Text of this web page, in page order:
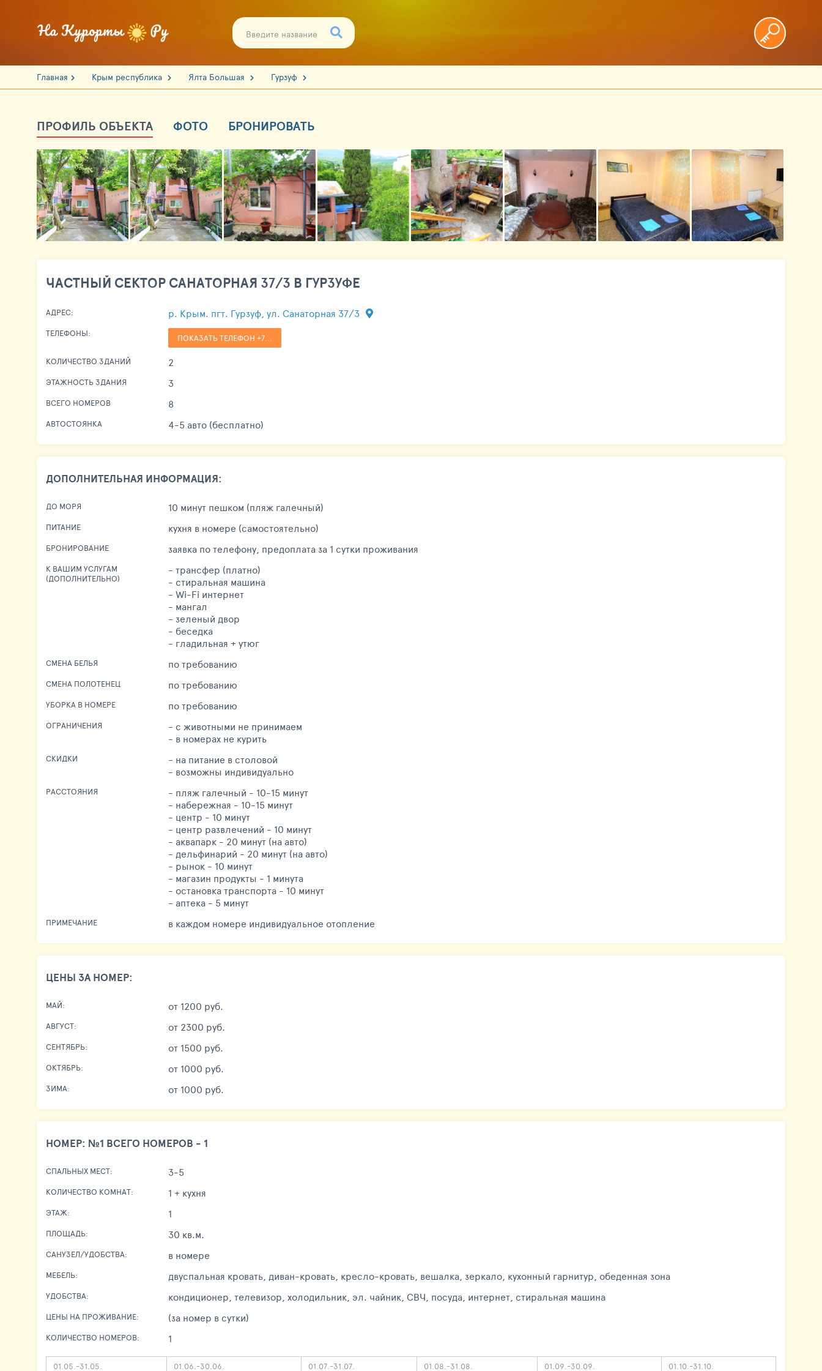
Главная Крым республика Ялта Большая Гурзуф
ПРОФИЛЬ ОБЪЕКТА ФОТО БРОНИРОВАТЬ
ЧАСТНЫЙ СЕКТОР САНАТОРНАЯ 37/3 В ГУРЗУФЕ
АДРЕС: р. Крым. пгт. Гурзуф, ул. Санаторная 37/3
ТЕЛЕФОНЫ: ПОКАЗАТЬ ТЕЛЕФОН +7...
КОЛИЧЕСТВО ЗДАНИЙ 2
ЭТАЖНОСТЬ ЗДАНИЯ 3
ВСЕГО НОМЕРОВ 8
АВТОСТОЯНКА 4-5 авто (бесплатно)
ДОПОЛНИТЕЛЬНАЯ ИНФОРМАЦИЯ:
ДО МОРЯ 10 минут пешком (пляж галечный)
ПИТАНИЕ кухня в номере (самостоятельно)
БРОНИРОВАНИЕ заявка по телефону, предоплата за 1 сутки проживания
К ВАШИМ УСЛУГАМ
(ДОПОЛНИТЕЛЬНО)
- трансфер (платно)
- стиральная машина
- Wi-Fi интернет
- мангал
- зеленый двор
- беседка
- гладильная + утюг
СМЕНА БЕЛЬЯ по требованию
СМЕНА ПОЛОТЕНЕЦ по требованию
УБОРКА В НОМЕРЕ по требованию
ОГРАНИЧЕНИЯ
- с животными не принимаем
- в номерах не курить
СКИДКИ
- на питание в столовой
- возможны индивидуально
РАССТОЯНИЯ
- пляж галечный - 10-15 минут
- набережная - 10-15 минут
- центр - 10 минут
- центр развлечений - 10 минут
- аквапарк - 20 минут (на авто)
- дельфинарий - 20 минут (на авто)
- рынок - 10 минут
- магазин продукты - 1 минута
- остановка транспорта - 10 минут
- аптека - 5 минут
ПРИМЕЧАНИЕ в каждом номере индивидуальное отопление
ЦЕНЫ ЗА НОМЕР:
МАЙ: от 1200 руб.
АВГУСТ: от 2300 руб.
СЕНТЯБРЬ: от 1500 руб.
ОКТЯБРЬ: от 1000 руб.
ЗИМА: от 1000 руб.
НОМЕР: №1 ВСЕГО НОМЕРОВ - 1
СПАЛЬНЫХ МЕСТ: 3-5
КОЛИЧЕСТВО КОМНАТ: 1 + кухня
ЭТАЖ: 1
ПЛОЩАДЬ: 30 кв.м.
САНУЗЕЛ/УДОБСТВА: в номере
МЕБЕЛЬ: двуспальная кровать, диван-кровать, кресло-кровать, вешалка, зеркало, кухонный гарнитур, обеденная зона
УДОБСТВА: кондиционер, телевизор, холодильник, эл. чайник, СВЧ, посуда, интернет, стиральная машина
ЦЕНЫ НА ПРОЖИВАНИЕ: (за номер в сутки)
КОЛИЧЕСТВО НОМЕРОВ: 1
01.05.-31.05. 01.06.-30.06. 01.07.-31.07. 01.08.-31.08. 01.09.-30.09. 01.10.-31.10.